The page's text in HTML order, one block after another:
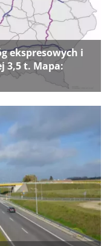
ekspresowych i
3,5 t. Mapa: